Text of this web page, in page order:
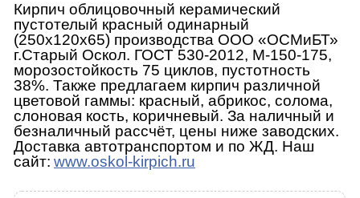
Кирпич облицовочный керамический
пустотелый красный одинарный
(250х120х65) производства ООО «ОСМиБТ»
г.Старый Оскол. ГОСТ 530-2012, М-150-175,
морозостойкость 75 циклов, пустотность
38%. Также предлагаем кирпич различной
цветовой гаммы: красный, абрикос, солома,
слоновая кость, коричневый. За наличный и
безналичный рассчёт, цены ниже заводских.
Доставка автотранспортом и по ЖД. Наш
сайт: www.oskol -kirpich.ru